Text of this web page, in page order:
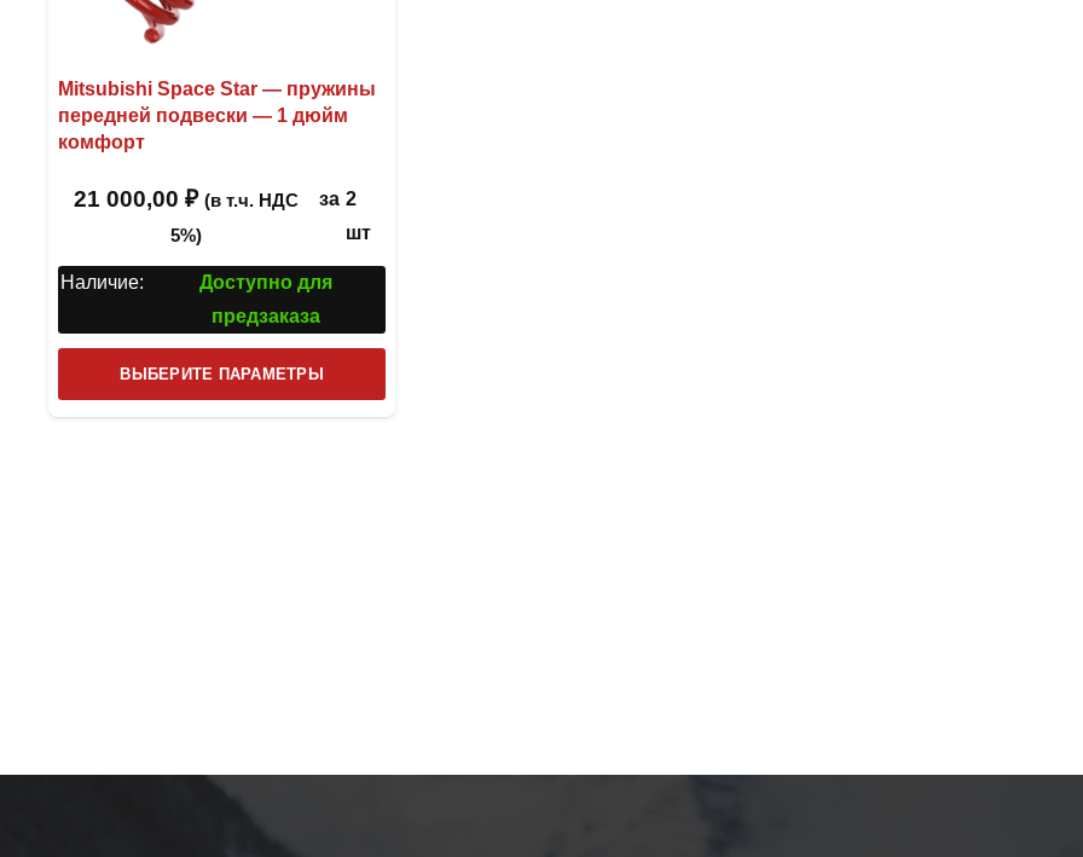
Mitsubishi Space Star — пружины
передней подвески — 1 дюйм
комфорт
21 000,00 ₽ (в т.ч. НДС
5%)
за 2
шт
Наличие:
Доступно для
предзаказа
ВЫБЕРИТЕ ПАРАМЕТРЫ
товар